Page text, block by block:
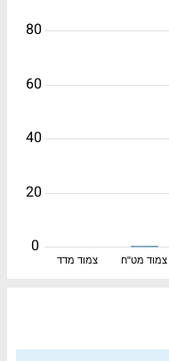
צמוד מדד צמוד מט"ח
0
20
40
60
80